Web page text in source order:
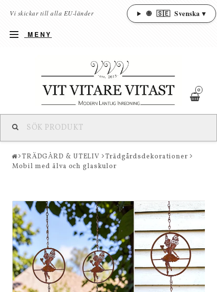
Vi skickar till alla EU-länder 🌐 🇸🇪 Svenska ▾
MENY
0
TRÄDGÅRD & UTELIV
Trädgårdsdekorationer
Mobil med älva och glaskulor